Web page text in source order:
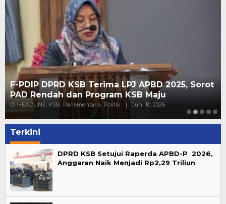
F-PDIP DPRD KSB Terima LPJ APBD 2025, Sorot
PAD Rendah dan Program KSB Maju
Di HEADLINE, KSB, Parlementaria, Politik | Juni 10, 2026
Terkini
DPRD KSB Setujui Raperda APBD-P 2026,
Anggaran Naik Menjadi Rp2,29 Triliun